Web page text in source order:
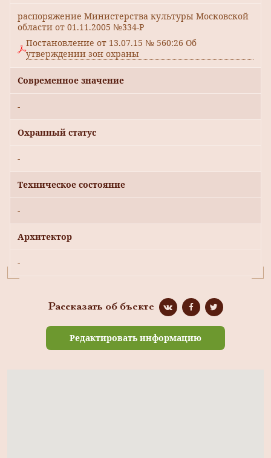
распоряжение Министерства культуры Московской
области от 01.11.2005 №334-Р
Постановление от 13.07.15 № 560:26 Об
утверждении зон охраны
Современное значение
-
Охранный статус
-
Техническое состояние
-
Архитектор
-
Рассказать об бъекте
Редактировать информацию